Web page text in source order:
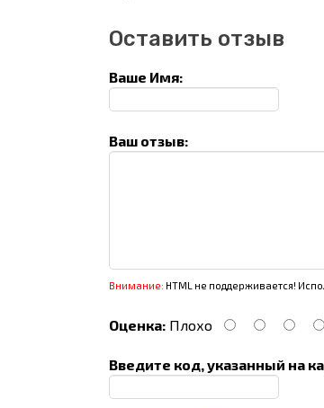
Оставить отзыв
Ваше Имя:
Ваш отзыв:
Внимание: HTML не поддерживается!
Оценка: Плохо
Введите код, указанный на